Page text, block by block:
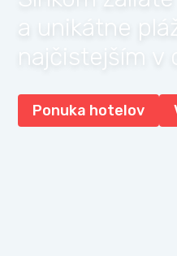
a unikátne
najčistejším v
Ponuka hotelov